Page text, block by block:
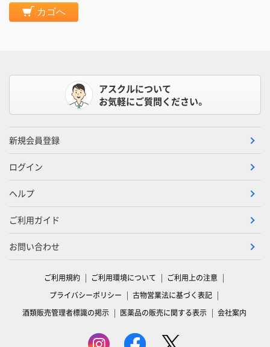
カゴへ
アスクルについて
お気軽にご質問ください。
新規会員登録
ログイン
ヘルプ
ご利用ガイド
お問い合わせ
ご利用規約 ご利用環境について
ご利用上の注意
プライバシーポリシー
古物営業法に基づく表記
酒類販売管理者標識の掲示
医薬品の販売に関する表示 会社案内